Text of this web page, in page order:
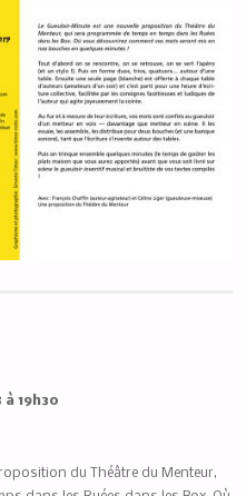
à 19h30
du Théâtre du Menteur,